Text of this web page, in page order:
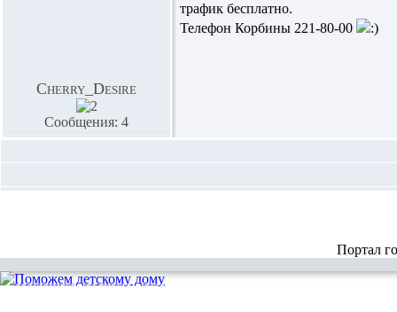
Cherry_Desire
Сообщения: 4
трафик бесплатно.
Телефон Корбины 221-80-00
Портал